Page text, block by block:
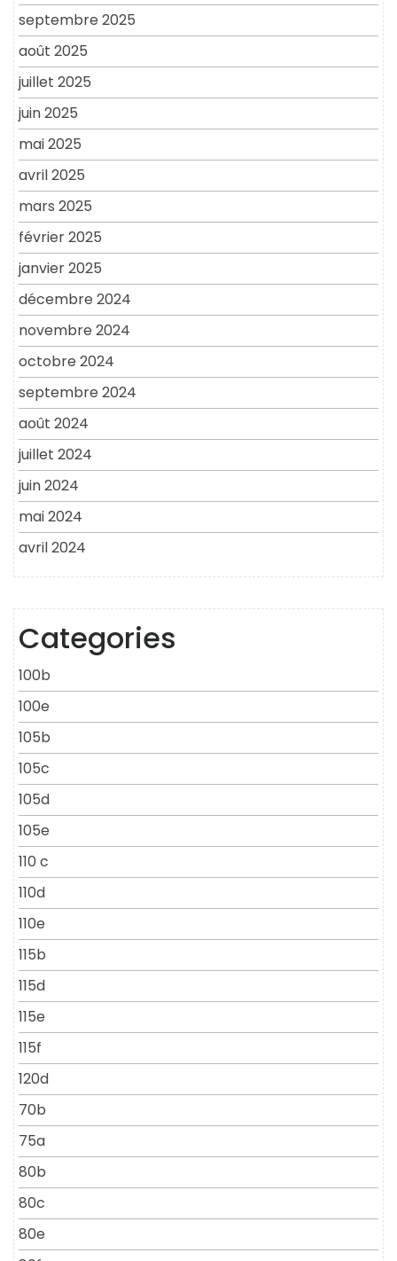
septembre 2025
août 2025
juillet 2025
juin 2025
mai 2025
avril 2025
mars 2025
février 2025
janvier 2025
décembre 2024
novembre 2024
octobre 2024
septembre 2024
août 2024
juillet 2024
juin 2024
mai 2024
avril 2024
Categories
100b
100e
105b
105c
105d
105e
110 c
110d
110e
115b
115d
115e
115f
120d
70b
75a
80b
80c
80e